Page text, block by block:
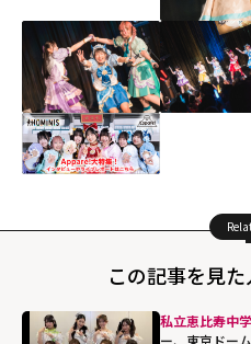
この記事を見
私立恵比寿中学
ー、東京ドー